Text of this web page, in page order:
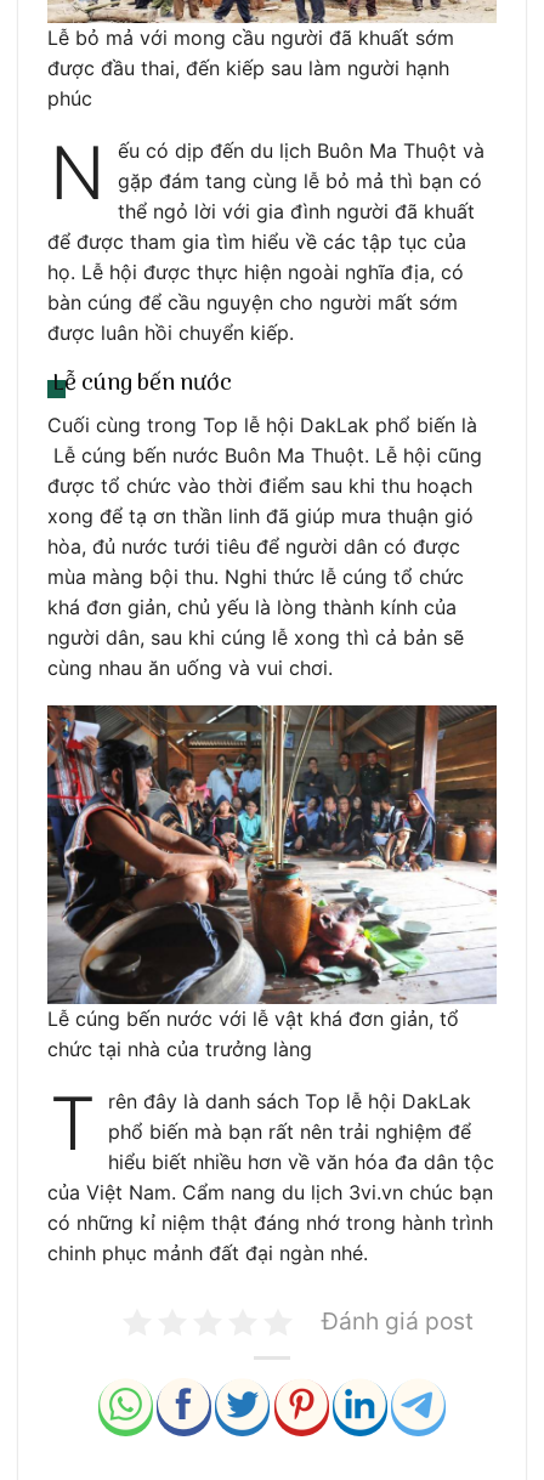
Lễ bỏ mả với mong cầu người đã khuất sớm
được đầu thai, đến kiếp sau làm người hạnh
phúc
N
ếu có dịp đến du lịch Buôn Ma Thuột và
gặp đám tang cùng lễ bỏ mả thì bạn có
thể ngỏ lời với gia đình người đã khuất
để được tham gia tìm hiểu về các tập tục của
họ. Lễ hội được thực hiện ngoài nghĩa địa, có
bàn cúng để cầu nguyện cho người mất sớm
được luân hồi chuyển kiếp.
Lễ cúng bến nước
Cuối cùng trong Top lễ hội DakLak phổ biến là
Lễ cúng bến nước Buôn Ma Thuột. Lễ hội cũng
được tổ chức vào thời điểm sau khi thu hoạch
xong để tạ ơn thần linh đã giúp mưa thuận gió
hòa, đủ nước tưới tiêu để người dân có được
mùa màng bội thu. Nghi thức lễ cúng tổ chức
khá đơn giản, chủ yếu là lòng thành kính của
người dân, sau khi cúng lễ xong thì cả bản sẽ
cùng nhau ăn uống và vui chơi.
Lễ cúng bến nước với lễ vật khá đơn giản, tổ
chức tại nhà của trưởng làng
T
rên đây là danh sách Top lễ hội DakLak
phổ biến mà bạn rất nên trải nghiệm để
hiểu biết nhiều hơn về văn hóa đa dân tộc
của Việt Nam. Cẩm nang du lịch 3vi.vn chúc bạn
có những kỉ niệm thật đáng nhớ trong hành trình
chinh phục mảnh đất đại ngàn nhé.
Đánh giá post